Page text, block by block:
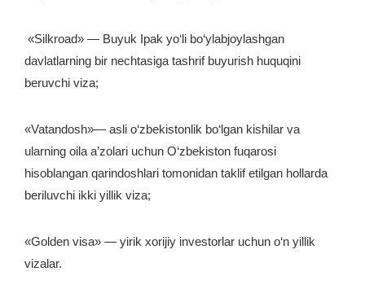
«Silkroad» — Buyuk Ipak yo‘li bo‘ylabjoylashgan
davlatlarning bir nechtasiga tashrif buyurish huquqini
beruvchi viza;
«Vatandosh»— asli o‘zbekistonlik bo‘lgan kishilar va
ularning oila a’zolari uchun O‘zbekiston fuqarosi
hisoblangan qarindoshlari tomonidan taklif etilgan hollarda
beriluvchi ikki yillik viza;
«Golden visa» — yirik xorijiy investorlar uchun o‘n yillik
vizalar.